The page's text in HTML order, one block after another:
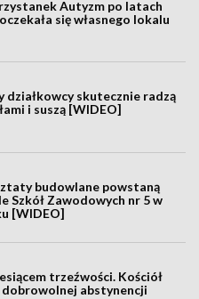
Autyzm po latach
się własnego lokalu
działkowcy skutecznie radzą
i suszą [WIDEO]
budowlane powstaną
Szkół Zawodowych nr 5 w
[WIDEO]
trzeźwości. Kościół
dobrowolnej abstynencji